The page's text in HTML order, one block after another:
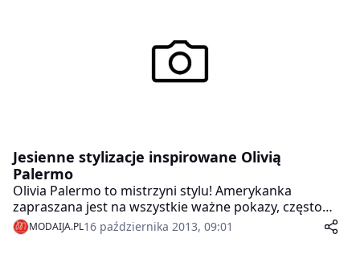
Jesienne stylizacje inspirowane Olivią
Palermo
Olivia Palermo to mistrzyni stylu! Amerykanka
zapraszana jest na wszystkie ważne pokazy, często
zasiada w pierwszym rzędzie, a jej przemyślane
stylizacje, nie tylko te z czerwonego dywanu, zawsze
MODAIJA.PL16 października 2013, 09:01